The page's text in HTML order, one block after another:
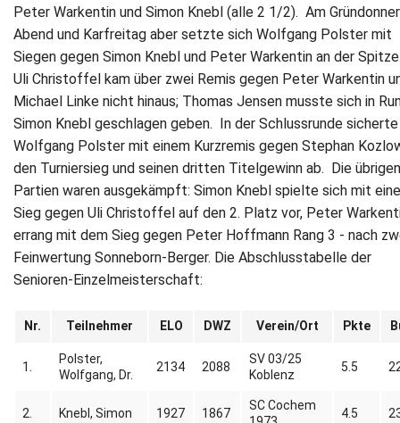
Peter Warkentin und Simon Knebl (alle 2 1/2). Am
Abend und Karfreitag aber setzte sich Wolfgang Polster mit
Siegen gegen Simon Knebl und Peter Warkentin an der
Uli Christoffel kam über zwei Remis gegen Peter Warkentin
Michael Linke nicht hinaus; Thomas Jensen musste sich in
Simon Knebl geschlagen geben. In der Schlussrunde sicherte
Wolfgang Polster mit einem Kurzremis gegen Stephan
den Turniersieg und seinen dritten Titelgewinn ab. Die
Partien waren ausgekämpft: Simon Knebl spielte sich mit
Sieg gegen Uli Christoffel auf den 2. Platz vor, Peter
errang mit dem Sieg gegen Peter Hoffmann Rang 3 - nach
Feinwertung Sonneborn-Berger. Die Abschlusstabelle der
Senioren-Einzelmeisterschaft:
Nr. Teilnehmer ELO DWZ Verein/Ort Pkte
1.
Polster,
Wolfgang, Dr.
2134 2088
SV 03/25
Koblenz
5.5
2. Knebl, Simon 1927 1867
SC Cochem
4.5